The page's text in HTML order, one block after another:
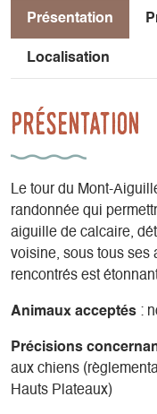
Présentation
Localisation
Présentation
Le tour du Mont-
randonnée qui
aiguille de calcaire,
voisine, sous tous ses
rencontrés est
Animaux acceptés :
Précisions
aux chiens
Hauts Plateaux)